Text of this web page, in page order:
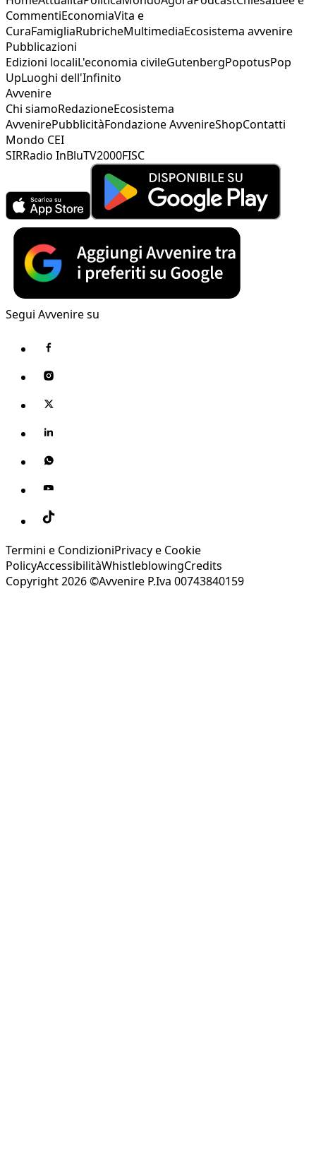
CommentiEconomiaVita e
CuraFamigliaRubricheMultimediaEcosistema avvenire
Pubblicazioni
Edizioni localiL'economia civileGutenbergPopotusPop
UpLuoghi dell'Infinito
Avvenire
Chi siamoRedazioneEcosistema
AvvenirePubblicitàFondazione AvvenireShopContatti
Mondo CEI
SIRRadio InBluTV2000FISC
Segui Avvenire su
Termini e CondizioniPrivacy e Cookie
PolicyAccessibilitàWhistleblowingCredits
Copyright 2026 ©Avvenire P.Iva 00743840159